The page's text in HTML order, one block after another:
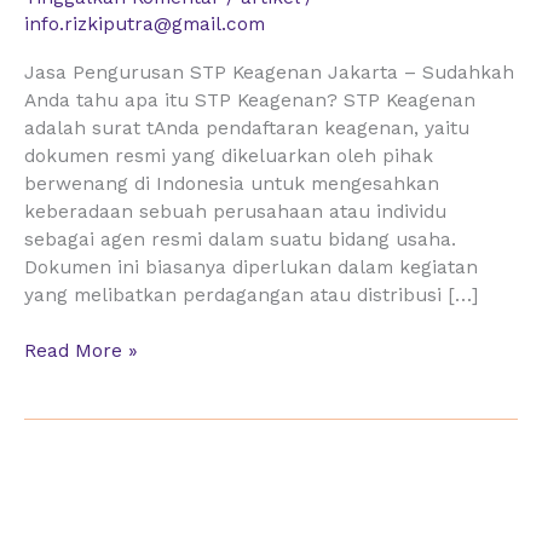
info.rizkiputra@gmail.com
Jasa Pengurusan STP Keagenan Jakarta – Sudahkah
Anda tahu apa itu STP Keagenan? STP Keagenan
adalah surat tAnda pendaftaran keagenan, yaitu
dokumen resmi yang dikeluarkan oleh pihak
berwenang di Indonesia untuk mengesahkan
keberadaan sebuah perusahaan atau individu
sebagai agen resmi dalam suatu bidang usaha.
Dokumen ini biasanya diperlukan dalam kegiatan
yang melibatkan perdagangan atau distribusi […]
Jakarta
Read More »